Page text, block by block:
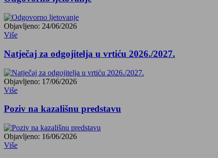
Objavljeno: 24/06/2026
Više
Natječaj za odgojitelja u vrtiću 2026./2027.
Objavljeno: 17/06/2026
Više
Poziv na kazališnu predstavu
Objavljeno: 16/06/2026
Više